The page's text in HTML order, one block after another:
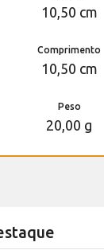
10,50 cm
Comprimento
10,50 cm
Peso
20,00 g